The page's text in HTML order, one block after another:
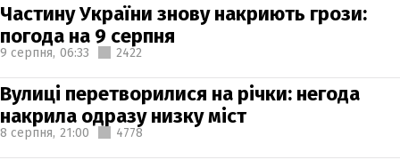
Частину України знову накриють грози:
погода на 9 серпня
9 серпня, 06:33 2422
Вулиці перетворилися на річки: негода
накрила одразу низку міст
8 серпня, 21:00 4778